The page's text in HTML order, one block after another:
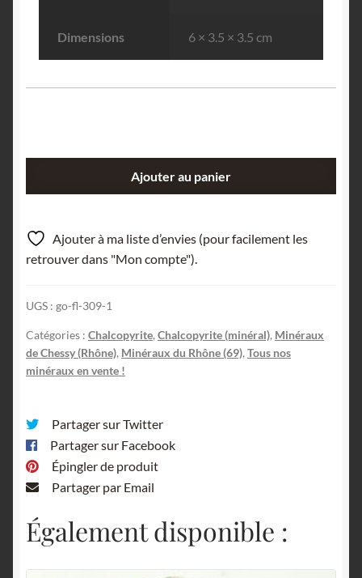
Dimensions 6 × 3.5 × 3.5 cm
Chessy-
les-
Mines,
Ajouter au panier
Ajouter à ma liste d’envies (pour facilement les
retrouver dans "Mon compte").
UGS : go-fl-309-1
Catégories : Chalcopyrite, Chalcopyrite (minéral), Minéraux
de Chessy (Rhône), Minéraux du Rhône (69), Tous nos
minéraux en vente !
Partager sur Twitter
Partager sur Facebook
Épingler de produit
Partager par Email
Également disponible :